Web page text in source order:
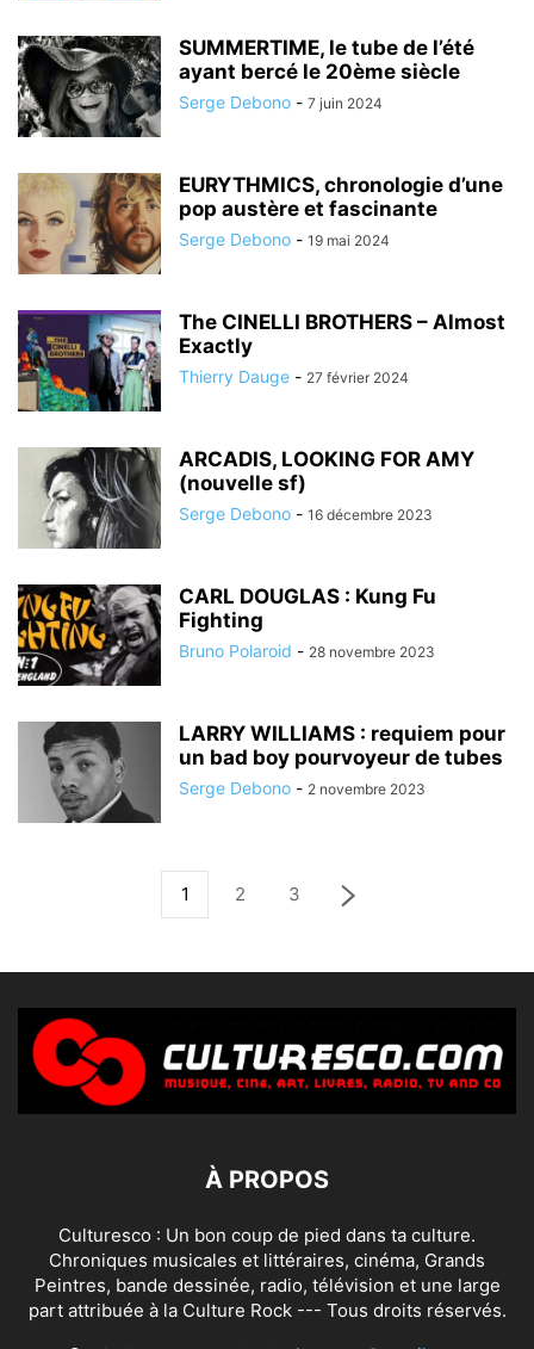
SUMMERTIME, le tube de l’été
ayant bercé le 20ème siècle
Serge Debono - 7 juin 2024
EURYTHMICS, chronologie d’une
pop austère et fascinante
Serge Debono - 19 mai 2024
The CINELLI BROTHERS – Almost
Exactly
Thierry Dauge - 27 février 2024
ARCADIS, LOOKING FOR AMY
(nouvelle sf)
Serge Debono - 16 décembre 2023
CARL DOUGLAS : Kung Fu
Fighting
Bruno Polaroid - 28 novembre 2023
LARRY WILLIAMS : requiem pour
un bad boy pourvoyeur de tubes
Serge Debono - 2 novembre 2023
1 2 3
À PROPOS
Culturesco : Un bon coup de pied dans ta culture.
Chroniques musicales et littéraires, cinéma, Grands
Peintres, bande dessinée, radio, télévision et une large
part attribuée à la Culture Rock --- Tous droits réservés.